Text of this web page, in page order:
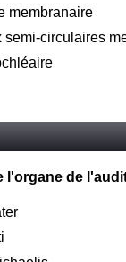
membranaire
semi-circulaires
l'organe de